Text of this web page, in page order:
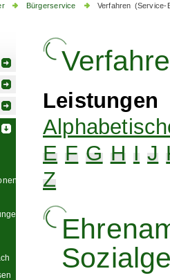
Bürgerservice Verfahren (Service-
Leistungen
E F G H I J
Z